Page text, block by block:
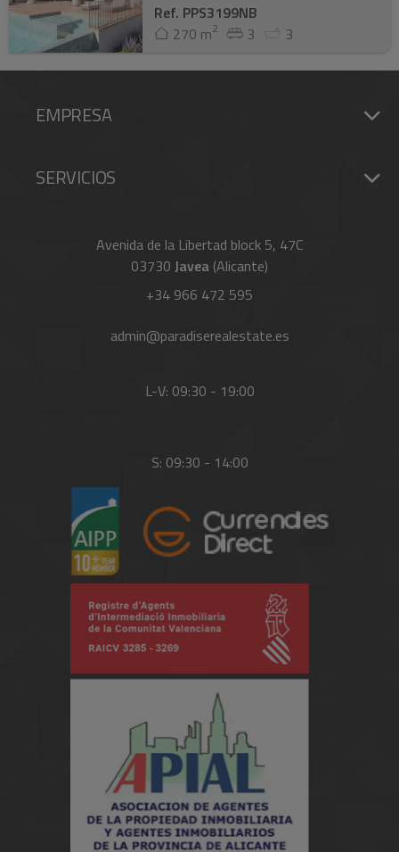
Ref. PPS3199NB
270 m2 3 3
EMPRESA
SERVICIOS
Avenida de la Libertad block 5, 47C
03730 Javea (Alicante)
+34 966 472 595
admin@paradiserealestate.es
L-V: 09:30 - 19:00
S: 09:30 - 14:00